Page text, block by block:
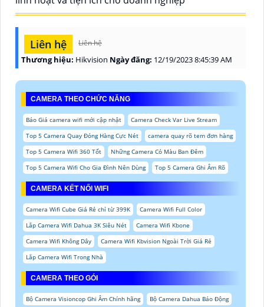
Liên hệ Liên hệ
Thương hiệu: Hikvision Ngày đăng: 12/19/2023 8:45:39 AM
CAMERA THEO CHỨC NĂNG
Báo Giá camera wifi mới cập nhật
Camera Check Var Live Stream
Top 5 Camera Quay Đóng Hàng Cực Nét
camera quay rõ tem đơn hàng
Top 5 Camera Wifi 360 Tốt
Những Camera Có Màu Ban Đêm
Top 5 Camera Wifi Cho Gia Đình Nên Dùng
Top 5 Camera Ghi Âm Rõ
CAMERA KẾT NỐI WIFI
Camera Wifi Cube Giá Rẻ chỉ từ 399K
Camera Wifi Full Color
Lắp Camera Wifi Dahua 3K Siêu Nét
Camera Wifi Kbone
Camera Wifi Không Dây
Camera Wifi Kbvision Ngoài Trời Giá Rẻ
Lắp Camera Wifi Trong Nhà
CAMERA THEO GÓI
Bộ Camera Visioncop Ghi Âm Chính hãng
Bộ Camera Dahua Báo Động